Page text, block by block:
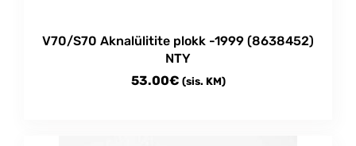
V70/S70 Aknalülitite plokk -1999 (8638452)
NTY
53.00€ (sis. KM)